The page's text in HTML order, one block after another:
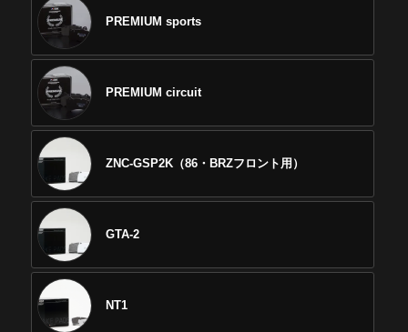
PREMIUM sports
PREMIUM circuit
ZNC-GSP2K（86・BRZフロント用）
GTA-2
NT1